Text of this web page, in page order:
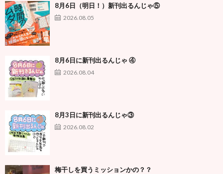
8月6日（明日！）新刊出るんじゃ⑤
2026.08.05
8月6日に新刊出るんじゃ ④
2026.08.04
8月3日に新刊出るんじゃ③
2026.08.02
梅干しを買うミッションかの？？